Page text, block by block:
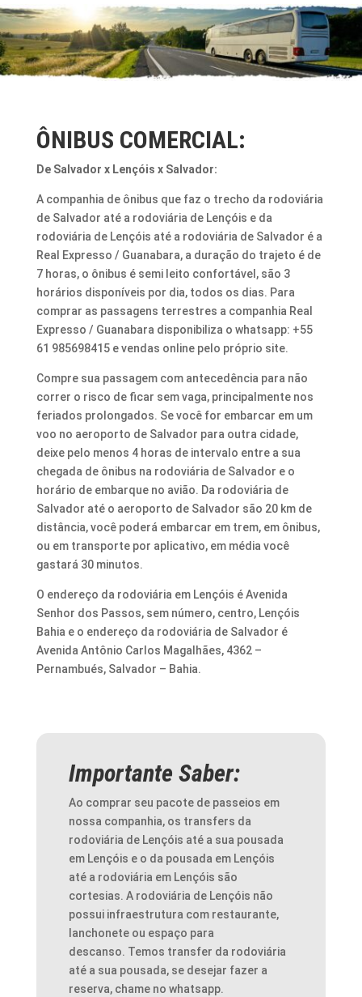
ÔNIBUS COMERCIAL:
De Salvador x Lençóis x Salvador:
A companhia de ônibus que faz o trecho da rodoviária
de Salvador até a rodoviária de Lençóis e da
rodoviária de Lençóis até a rodoviária de Salvador é a
Real Expresso / Guanabara, a duração do trajeto é de
7 horas, o ônibus é semi leito confortável, são 3
horários disponíveis por dia, todos os dias. Para
comprar as passagens terrestres a companhia Real
Expresso / Guanabara disponibiliza o whatsapp: +55
61 985698415 e vendas online pelo próprio site.
Compre sua passagem com antecedência para não
correr o risco de ficar sem vaga, principalmente nos
feriados prolongados. Se você for embarcar em um
voo no aeroporto de Salvador para outra cidade,
deixe pelo menos 4 horas de intervalo entre a sua
chegada de ônibus na rodoviária de Salvador e o
horário de embarque no avião. Da rodoviária de
Salvador até o aeroporto de Salvador são 20 km de
distância, você poderá embarcar em trem, em ônibus,
ou em transporte por aplicativo, em média você
gastará 30 minutos.
O endereço da rodoviária em Lençóis é Avenida
Senhor dos Passos, sem número, centro, Lençóis
Bahia e o endereço da rodoviária de Salvador é
Avenida Antônio Carlos Magalhães, 4362 –
Pernambués, Salvador – Bahia.
Importante Saber:
Ao comprar seu pacote de passeios em
nossa companhia, os transfers da
rodoviária de Lençóis até a sua pousada
em Lençóis e o da pousada em Lençóis
até a rodoviária em Lençóis são
cortesias. A rodoviária de Lençóis não
possui infraestrutura com restaurante,
lanchonete ou espaço para
descanso. Temos transfer da rodoviária
até a sua pousada, se desejar fazer a
reserva, chame no whatsapp.